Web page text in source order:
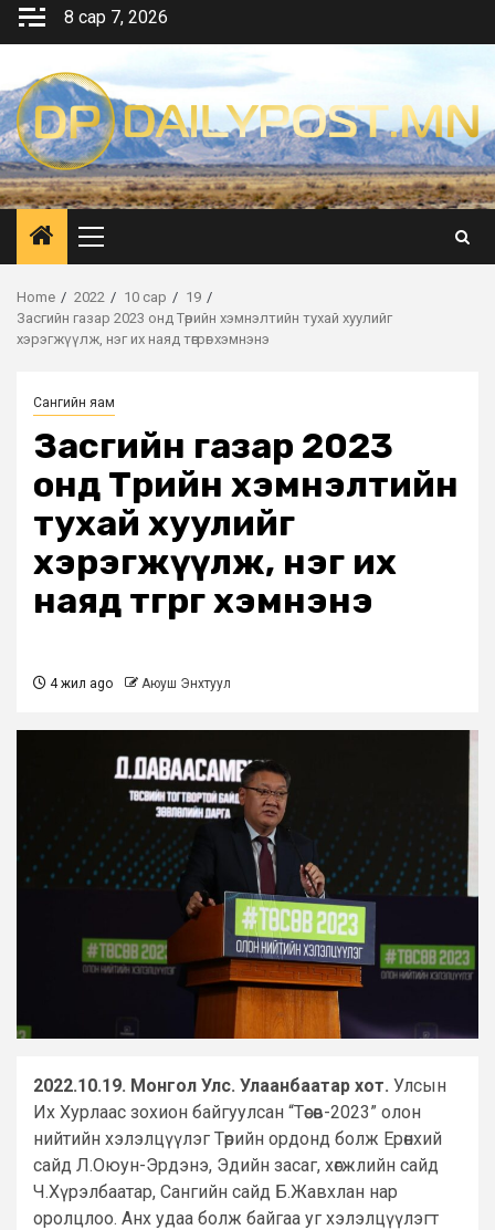
Skip
8 сар 7, 2026
Primary
Menu
Home 2022 10 сар
19
Засгийн газар 2023 онд Төрийн хэмнэлтийн тухай хуулийг
хэрэгжүүлж, нэг их наяд төгрөг хэмнэнэ
Сангийн яам
Засгийн газар 2023
онд Төрийн хэмнэлтийн
тухай хуулийг
хэрэгжүүлж, нэг их
наяд төгрөг хэмнэнэ
4 жил ago Аюуш Энхтуул
2022.10.19. Монгол Улс. Улаанбаатар хот. Улсын
Их Хурлаас зохион байгуулсан “Төсөв-2023” олон
нийтийн хэлэлцүүлэг Төрийн ордонд болж Ерөнхий
сайд Л.Оюун-Эрдэнэ, Эдийн засаг, хөгжлийн сайд
Ч.Хүрэлбаатар, Сангийн сайд Б.Жавхлан нар
оролцлоо. Анх удаа болж байгаа уг хэлэлцүүлэгт